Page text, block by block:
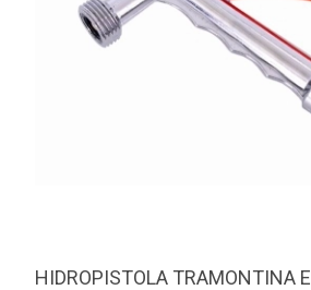
HIDROPISTOLA TRAMONTINA